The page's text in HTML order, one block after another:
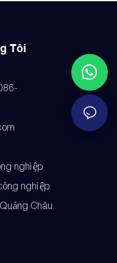
Tôi
nghiệp
nghiệp
Châu